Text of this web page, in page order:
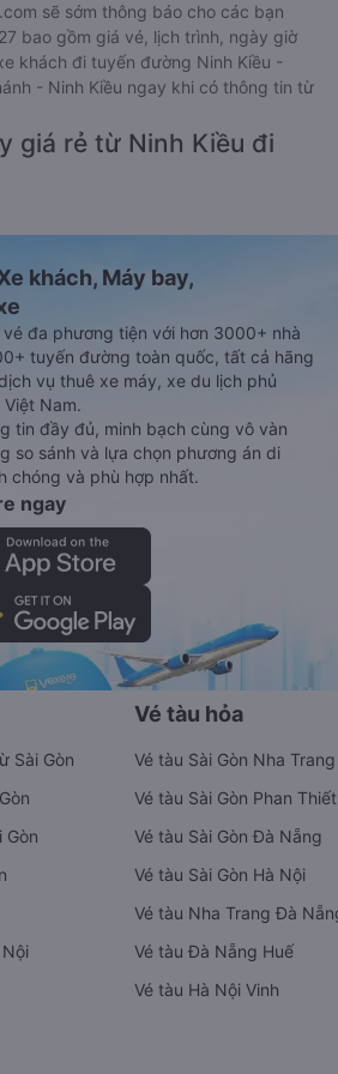
sẽ sớm thông báo cho các bạn
bao gồm giá vé, lịch trình, ngày giờ
khách đi tuyến đường Ninh Kiều -
- Ninh Kiều ngay khi có thông tin từ
giá rẻ từ Ninh Kiều đi
khách, Máy bay,
đa phương tiện với hơn 3000+ nhà
tuyến đường toàn quốc, tất cả hãng
vụ thuê xe máy, xe du lịch phủ
Nam.
tin đầy đủ, minh bạch cùng vô vàn
so sánh và lựa chọn phương án di
chóng và phù hợp nhất.
ngay
Sài Gòn
Gòn
Vé tàu hỏa
Vé tàu Sài Gòn Nha Trang
Vé tàu Sài Gòn Phan Thiết
Vé tàu Sài Gòn Đà Nẵng
Vé tàu Sài Gòn Hà Nội
Vé tàu Nha Trang Đà
Vé tàu Đà Nẵng Huế
Vé tàu Hà Nội Vinh